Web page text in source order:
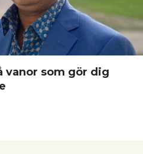
vanor som gör dig